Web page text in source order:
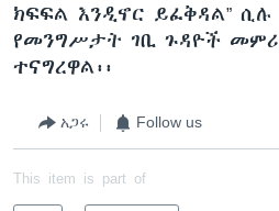
ክፍፍል እንዲኖር ይፈቅዳል”
የመንግሥታት ገቢ ጉዳዮች
ተናግረዋል፡፡
አጋሩ Follow us
This item is part of